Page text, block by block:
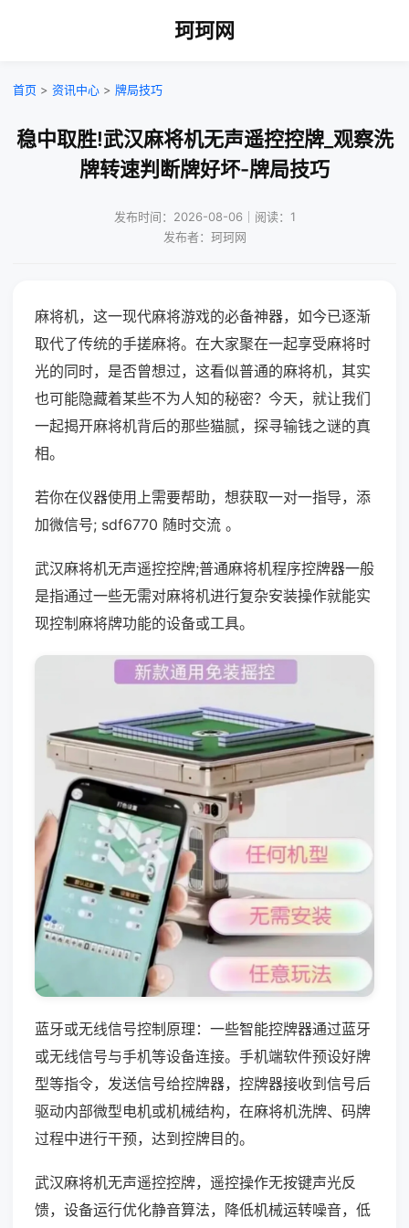
珂珂网
首页 > 资讯中心 > 牌局技巧
稳中取胜!武汉麻将机无声遥控控牌_观察洗
牌转速判断牌好坏-牌局技巧
发布时间：2026-08-06｜阅读：1
发布者：珂珂网
麻将机，这一现代麻将游戏的必备神器，如今已逐渐
取代了传统的手搓麻将。在大家聚在一起享受麻将时
光的同时，是否曾想过，这看似普通的麻将机，其实
也可能隐藏着某些不为人知的秘密？今天，就让我们
一起揭开麻将机背后的那些猫腻，探寻输钱之谜的真
相。
若你在仪器使用上需要帮助，想获取一对一指导，添
加微信号; sdf6770 随时交流 。
武汉麻将机无声遥控控牌;普通麻将机程序控牌器一般
是指通过一些无需对麻将机进行复杂安装操作就能实
现控制麻将牌功能的设备或工具。
蓝牙或无线信号控制原理：一些智能控牌器通过蓝牙
或无线信号与手机等设备连接。手机端软件预设好牌
型等指令，发送信号给控牌器，控牌器接收到信号后
驱动内部微型电机或机械结构，在麻将机洗牌、码牌
过程中进行干预，达到控牌目的。
武汉麻将机无声遥控控牌，遥控操作无按键声光反
馈，设备运行优化静音算法，降低机械运转噪音，低